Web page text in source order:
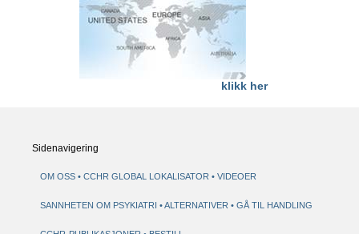
klikk her
Sidenavigering
OM OSS CCHR GLOBAL LOKALISATOR VIDEOER
SANNHETEN OM PSYKIATRI ALTERNATIVER GÅ TIL HANDLING